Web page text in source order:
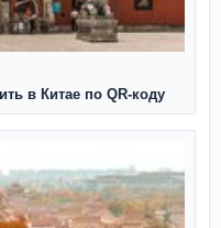
в Китае по QR‑коду